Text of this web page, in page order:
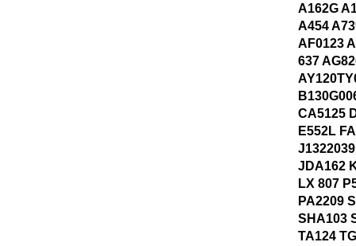
A162G
A454
AF0123
637
CA5125
E552L
JDA162
LX 807
PA2209
SHA103
TA124